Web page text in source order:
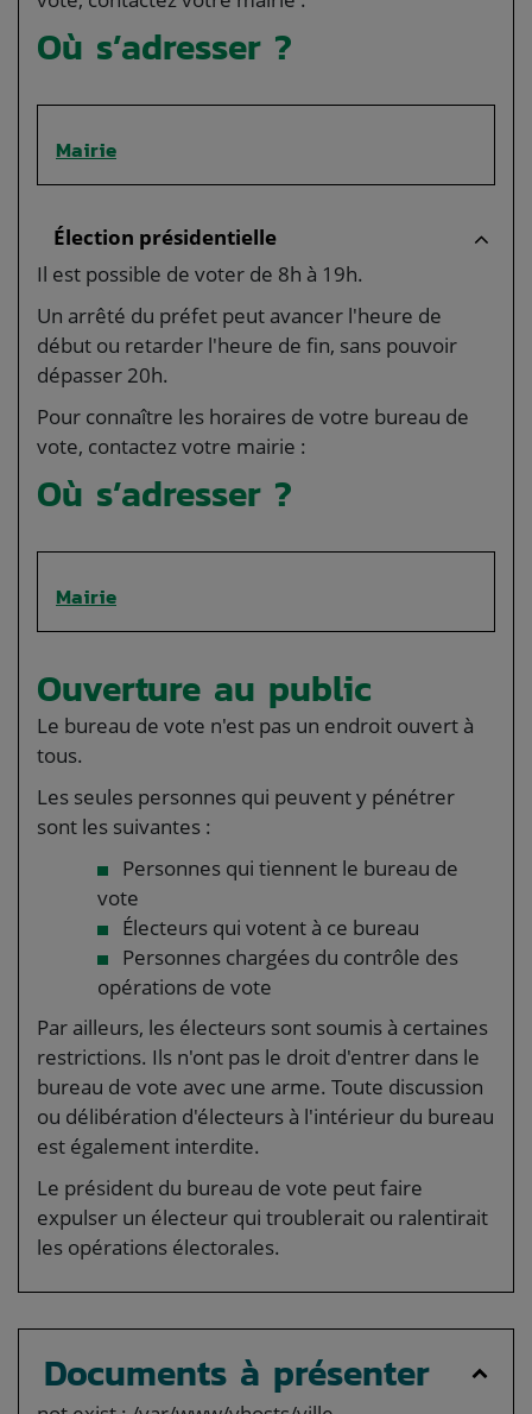
Où s’adresser ?
Mairie
Élection présidentielle
Il est possible de voter de 8h à 19h.
Un arrêté du préfet peut avancer l'heure de
début ou retarder l'heure de fin, sans pouvoir
dépasser 20h.
Pour connaître les horaires de votre bureau de
vote, contactez votre mairie :
Où s’adresser ?
Mairie
Ouverture au public
Le bureau de vote n'est pas un endroit ouvert à
tous.
Les seules personnes qui peuvent y pénétrer
sont les suivantes :
Personnes qui tiennent le bureau de
vote
Électeurs qui votent à ce bureau
Personnes chargées du contrôle des
opérations de vote
Par ailleurs, les électeurs sont soumis à certaines
restrictions. Ils n'ont pas le droit d'entrer dans le
bureau de vote avec une arme. Toute discussion
ou délibération d'électeurs à l'intérieur du bureau
est également interdite.
Le président du bureau de vote peut faire
expulser un électeur qui troublerait ou ralentirait
les opérations électorales.
Documents à présenter